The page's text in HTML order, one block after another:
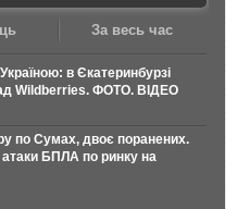
За весь час
в Єкатеринбурзі
Wildberries. ФОТО. ВІДЕО
по Сумах, двоє поранених.
БПЛА по ринку на